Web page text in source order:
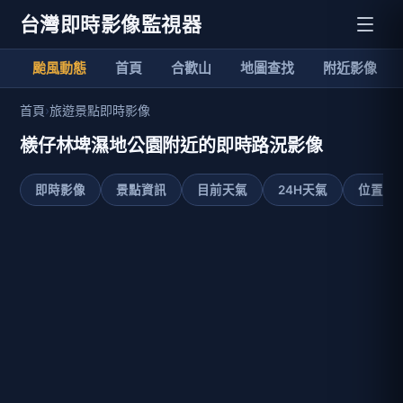
台灣即時影像監視器
颱風動態 首頁 合歡山 地圖查找 附近影像
首頁›旅遊景點即時影像
檨仔林埤濕地公園附近的即時路況影像
即時影像 景點資訊 目前天氣 24H天氣 位置地